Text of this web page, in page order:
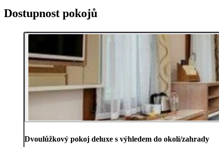
Dostupnost pokojů
Dvoulůžkový pokoj deluxe s výhledem do okolí/zahrady